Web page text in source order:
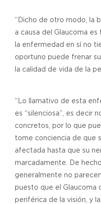
“Dicho de otro modo, la
a causa del Glaucoma
la enfermedad en sí no
oportuno puede frenar
la calidad de vida de la
“Lo llamativo de esta
es “silenciosa”, es decir
concretos, por lo que
tome conciencia de que
afectada hasta que su
marcadamente. De
generalmente no
puesto que el Glaucoma
periférica de la visión, y